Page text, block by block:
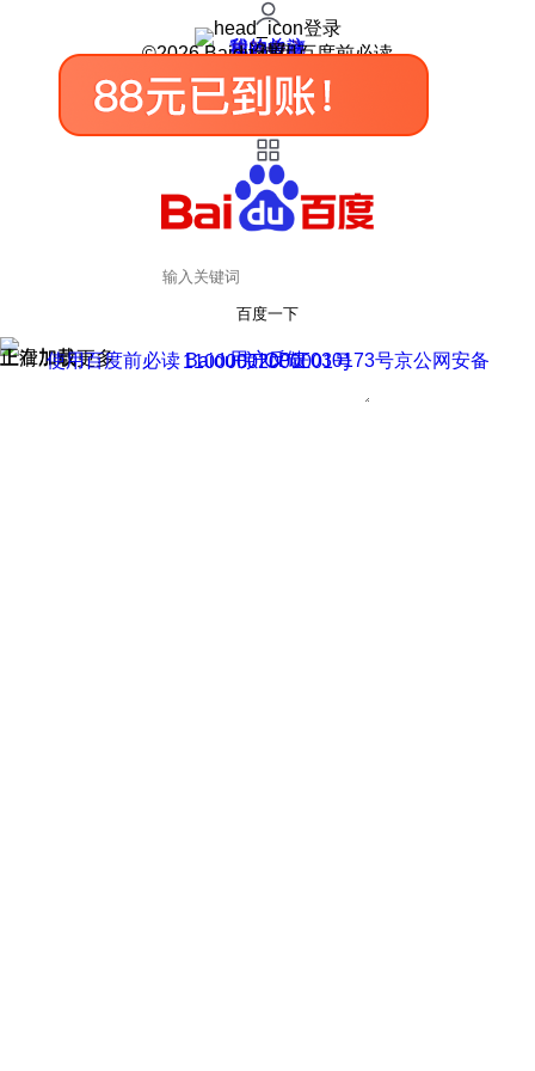
登录
我的关注
我的收藏
皮肤中心
用户反馈
设置
©2026 Baidu 使用百度前必读
百度一下
正在加载
上滑加载更多 用户反馈
使用百度前必读 Baidu 京ICP证030173号
京公网安备11000002000001号